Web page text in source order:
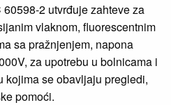
2 utvrđuje zahteve za
vlaknom, fluorescentnim
sa pražnjenjem, napona
za upotrebu u bolnicama i
kojima se obavljaju pregledi,
pomoći.